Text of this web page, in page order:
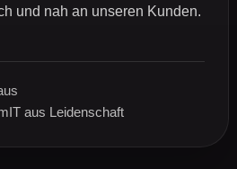
und nah an unseren Kunden.
IT aus Leidenschaft